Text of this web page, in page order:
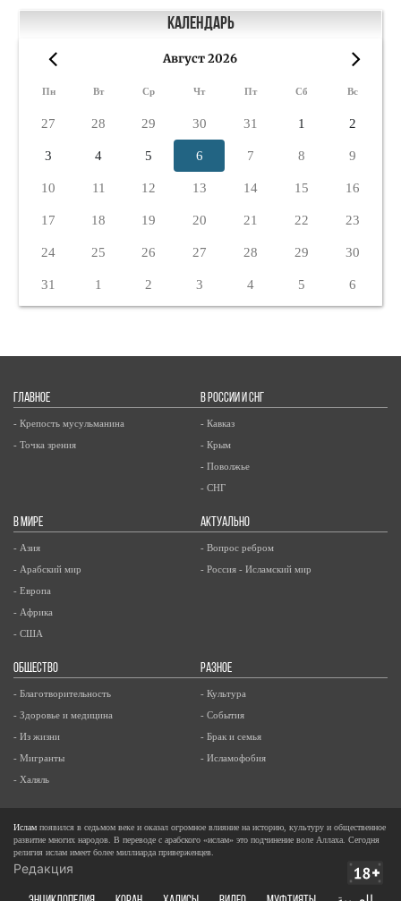
Календарь
Август 2026
Пн Вт Ср Чт Пт Сб Вс
27 28 29 30 31 1 2
3 4 5 6 7 8 9
10 11 12 13 14 15 16
17 18 19 20 21 22 23
24 25 26 27 28 29 30
31 1 2 3 4 5 6
ГЛАВНОЕ
- Крепость мусульманина
- Точка зрения
В РОССИИ И СНГ
- Кавказ
- Крым
- Поволжье
- СНГ
В МИРЕ
- Азия
- Арабский мир
- Европа
- Африка
- США
АКТУАЛЬНО
- Вопрос ребром
- Россия - Исламский мир
ОБЩЕСТВО
- Благотворительность
- Здоровье и медицина
- Из жизни
- Мигранты
- Халяль
РАЗНОЕ
- Культура
- События
- Брак и семья
- Исламофобия
Ислам появился в седьмом веке и оказал огромное влияние на историю, культуру и общественное
развитие многих народов. В переводе с арабского «ислам» это подчинение воле Аллаха. Сегодня
религия ислам имеет более миллиарда приверженцев.
Редакция